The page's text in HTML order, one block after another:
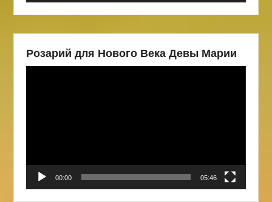
Розарий для Нового Века Девы Марии
00:00 05:46